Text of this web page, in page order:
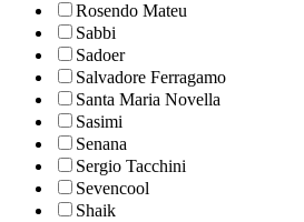
Rosendo Mateu
Sabbi
Sadoer
Salvadore Ferragamo
Santa Maria Novella
Sasimi
Senana
Sergio Tacchini
Sevencool
Shaik